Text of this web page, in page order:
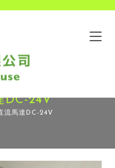
DC-24V
流馬達DC-24V